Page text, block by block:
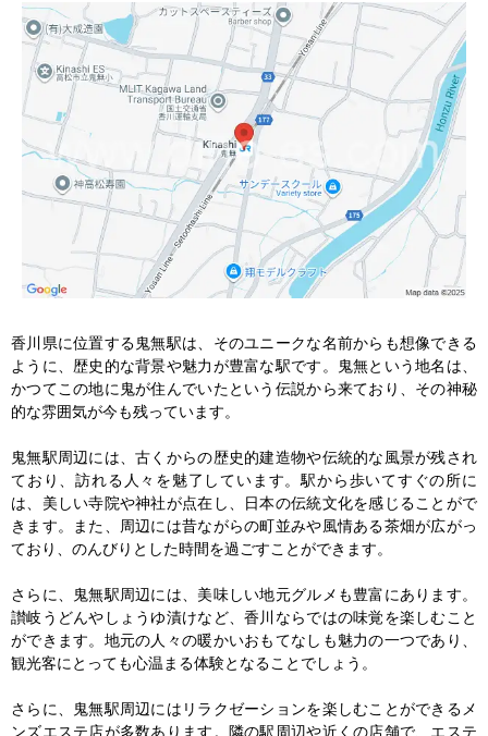
香川県に位置する鬼無駅は、そのユニークな名前からも想像できる
ように、歴史的な背景や魅力が豊富な駅です。鬼無という地名は、
かつてこの地に鬼が住んでいたという伝説から来ており、その神秘
的な雰囲気が今も残っています。
鬼無駅周辺には、古くからの歴史的建造物や伝統的な風景が残され
ており、訪れる人々を魅了しています。駅から歩いてすぐの所に
は、美しい寺院や神社が点在し、日本の伝統文化を感じることがで
きます。また、周辺には昔ながらの町並みや風情ある茶畑が広がっ
ており、のんびりとした時間を過ごすことができます。
さらに、鬼無駅周辺には、美味しい地元グルメも豊富にあります。
讃岐うどんやしょうゆ漬けなど、香川ならではの味覚を楽しむこと
ができます。地元の人々の暖かいおもてなしも魅力の一つであり、
観光客にとっても心温まる体験となることでしょう。
さらに、鬼無駅周辺にはリラクゼーションを楽しむことができるメ
ンズエステ店が多数あります。隣の駅周辺や近くの店舗で、エステ